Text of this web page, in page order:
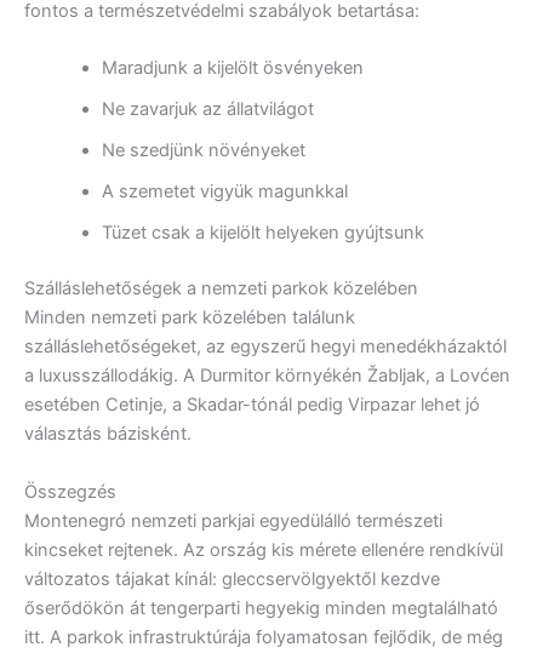
fontos a természetvédelmi szabályok betartása:
Maradjunk a kijelölt ösvényeken
Ne zavarjuk az állatvilágot
Ne szedjünk növényeket
A szemetet vigyük magunkkal
Tüzet csak a kijelölt helyeken gyújtsunk
Szálláslehetőségek a nemzeti parkok közelében
Minden nemzeti park közelében találunk
szálláslehetőségeket, az egyszerű hegyi menedékházaktól
a luxusszállodákig. A Durmitor környékén Žabljak, a Lovćen
esetében Cetinje, a Skadar-tónál pedig Virpazar lehet jó
választás bázisként.
Összegzés
Montenegró nemzeti parkjai egyedülálló természeti
kincseket rejtenek. Az ország kis mérete ellenére rendkívül
változatos tájakat kínál: gleccservölgyektől kezdve
őserődökön át tengerparti hegyekig minden megtalálható
itt. A parkok infrastruktúrája folyamatosan fejlődik, de még